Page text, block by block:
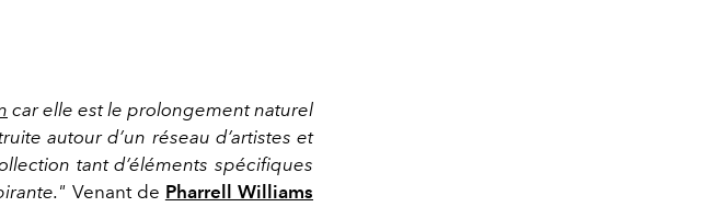
car elle est le prolongement naturel
autour d’un réseau d’artistes et
tant d’éléments spécifiques
Venant de Pharrell Williams